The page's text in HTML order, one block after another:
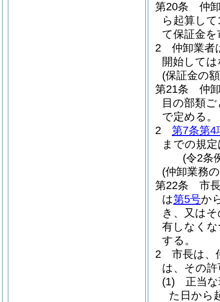
第20条
仲
ら起算し
て保証金
2
仲卸業者
開始して
(保証金の
第21条
仲
目の部類
で定める。
2
第7条第4
までの規
(令2条
(仲卸業務
第22条
市
は第5号か
き、又は
有しなく
する。
2
市長は、
は、その
(1)
正当
た日から